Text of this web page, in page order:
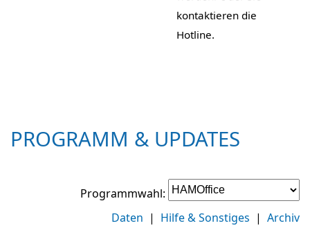
kontaktieren die
Hotline.
PROGRAMM & UPDATES
Programmwahl:
Daten | Hilfe & Sonstiges | Archiv